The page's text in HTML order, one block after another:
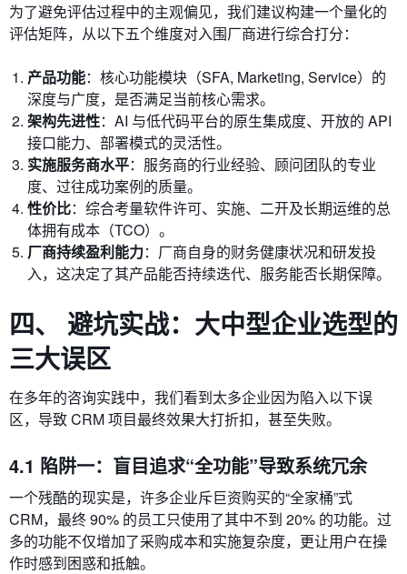
为了避免评估过程中的主观偏见，我们建议构建一个量化的
评估矩阵，从以下五个维度对入围厂商进行综合打分：
产品功能：核心功能模块（SFA, Marketing, Service）的
深度与广度，是否满足当前核心需求。
架构先进性：AI 与低代码平台的原生集成度、开放的 API
接口能力、部署模式的灵活性。
实施服务商水平：服务商的行业经验、顾问团队的专业
度、过往成功案例的质量。
性价比：综合考量软件许可、实施、二开及长期运维的总
体拥有成本（TCO）。
厂商持续盈利能力：厂商自身的财务健康状况和研发投
入，这决定了其产品能否持续迭代、服务能否长期保障。
四、 避坑实战：大中型企业选型的
三大误区
在多年的咨询实践中，我们看到太多企业因为陷入以下误
区，导致 CRM 项目最终效果大打折扣，甚至失败。
4.1 陷阱一：盲目追求“全功能”导致系统冗余
一个残酷的现实是，许多企业斥巨资购买的“全家桶”式
CRM，最终 90% 的员工只使用了其中不到 20% 的功能。过
多的功能不仅增加了采购成本和实施复杂度，更让用户在操
作时感到困惑和抵触。